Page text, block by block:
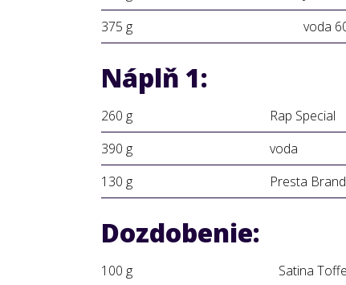
375 g
voda
Náplň 1:
260 g
Rap Special
390 g
voda
130 g
Presta
Dozdobenie:
100 g
Satina